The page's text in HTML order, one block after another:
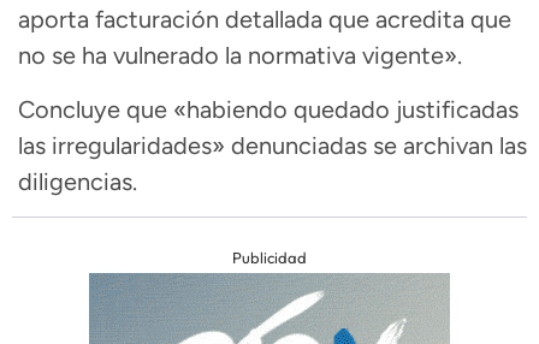
aporta facturación detallada que acredita que
no se ha vulnerado la normativa vigente».
Concluye que «habiendo quedado justificadas
las irregularidades» denunciadas se archivan las
diligencias.
Publicidad